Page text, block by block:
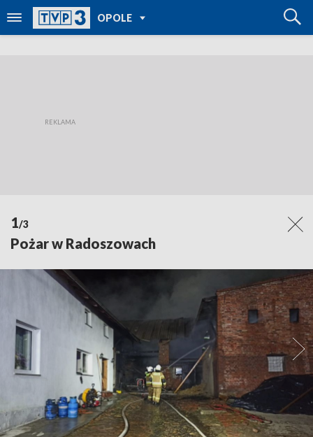
OPOLE
TVP REGIONY
1/3
Pożar w Radoszowach